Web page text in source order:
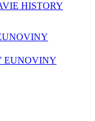
HISTORY
EUNOVINY